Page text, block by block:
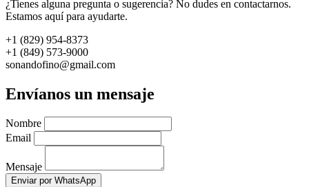
¿Tienes alguna pregunta o sugerencia? No dudes en contactarnos.
Estamos aquí para ayudarte.
+1 (829) 954-8373
+1 (849) 573-9000
sonandofino@gmail.com
Envíanos un mensaje
Nombre
Email
Mensaje
Enviar por WhatsApp